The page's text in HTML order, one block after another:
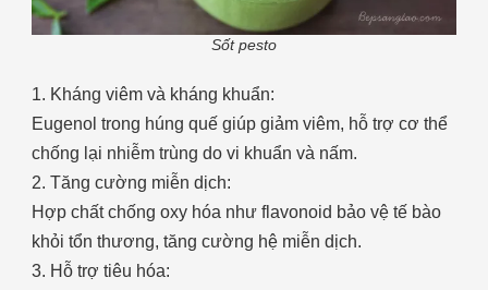
Sốt pesto
1. Kháng viêm và kháng khuẩn:
Eugenol trong húng quế giúp giảm viêm, hỗ trợ cơ thể
chống lại nhiễm trùng do vi khuẩn và nấm.
2. Tăng cường miễn dịch:
Hợp chất chống oxy hóa như flavonoid bảo vệ tế bào
khỏi tổn thương, tăng cường hệ miễn dịch.
3. Hỗ trợ tiêu hóa: